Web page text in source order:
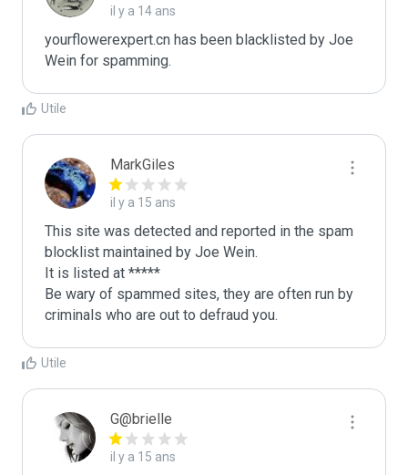
il y a 14 ans
yourflowerexpert.cn has been blacklisted by Joe
Wein for spamming.
Utile
MarkGiles
il y a 15 ans
This site was detected and reported in the spam
blocklist maintained by Joe Wein.
It is listed at *****
Be wary of spammed sites, they are often run by
criminals who are out to defraud you.
Utile
G@brielle
il y a 15 ans